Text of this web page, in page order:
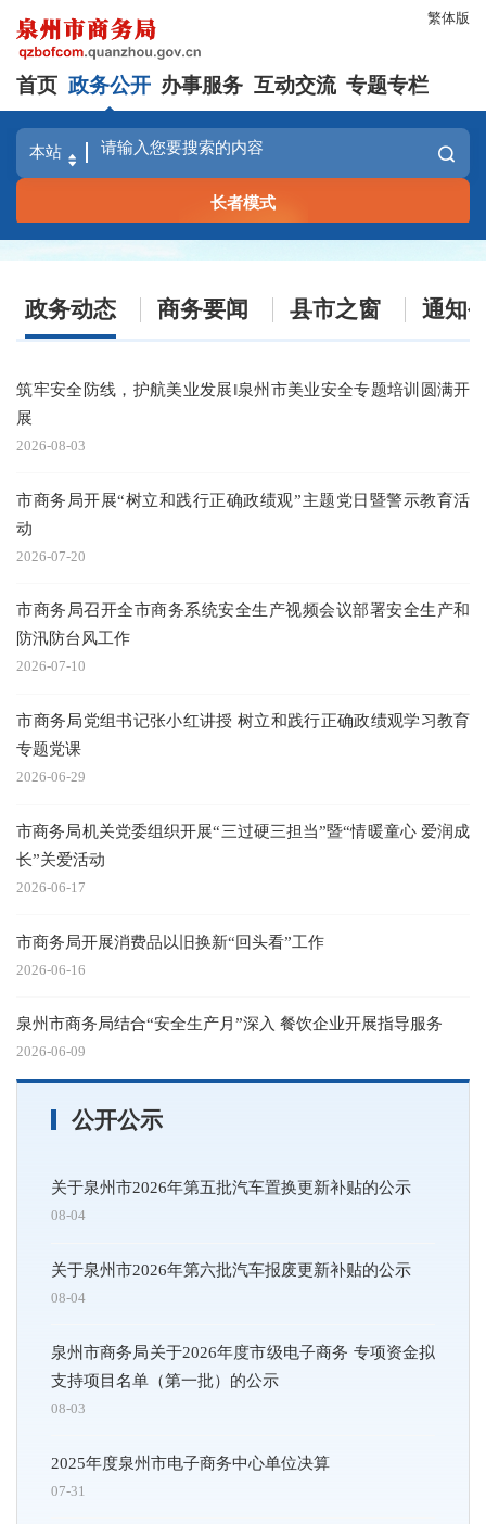
繁体版
首页 政务公开 办事服务 互动交流 专题专栏
长者模式
政务动态 商务要闻 县市之窗 通知
筑牢安全防线，护航美业发展‖泉州市美业安全专题培训圆满开
展
2026-08-03
市商务局开展“树立和践行正确政绩观”主题党日暨警示教育活
动
2026-07-20
市商务局召开全市商务系统安全生产视频会议部署安全生产和
防汛防台风工作
2026-07-10
市商务局党组书记张小红讲授 树立和践行正确政绩观学习教育
专题党课
2026-06-29
市商务局机关党委组织开展“三过硬三担当”暨“情暖童心 爱润成
长”关爱活动
2026-06-17
市商务局开展消费品以旧换新“回头看”工作
2026-06-16
泉州市商务局结合“安全生产月”深入 餐饮企业开展指导服务
2026-06-09
公开公示
关于泉州市2026年第五批汽车置换更新补贴的公示
08-04
关于泉州市2026年第六批汽车报废更新补贴的公示
08-04
泉州市商务局关于2026年度市级电子商务 专项资金拟
支持项目名单（第一批）的公示
08-03
2025年度泉州市电子商务中心单位决算
07-31